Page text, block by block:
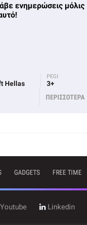
ενημερώσεις μόλις
Hellas
PEGI
3+
ΠΕΡΙΣΣΟΤΕΡΑ
GADGETS FREE TIME
Linkedin